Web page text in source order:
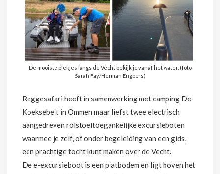
De mooiste plekjes langs de Vecht bekijk je vanaf het water. (foto
Sarah Fay/Herman Engbers)
Reggesafari heeft in samenwerking met camping De
Koeksebelt in Ommen maar liefst twee electrisch
aangedreven rolstoeltoegankelijke excursieboten
waarmee je zelf, of onder begeleiding van een gids,
een prachtige tocht kunt maken over de Vecht.
De e-excursieboot is een platbodem en ligt boven het